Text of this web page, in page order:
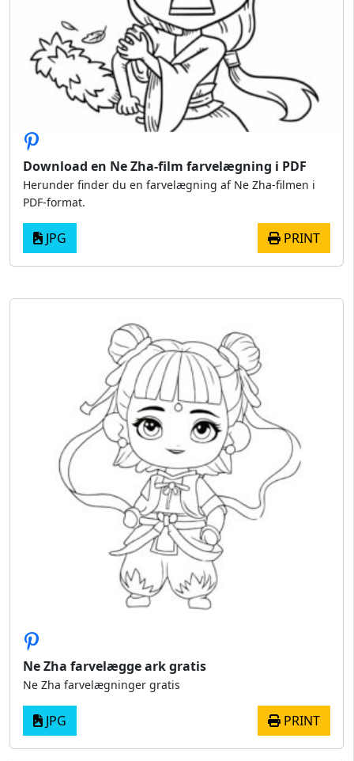
Download en Ne Zha-film farvelægning i PDF
Herunder finder du en farvelægning af Ne Zha-filmen i
PDF-format.
JPG PRINT
Ne Zha farvelægge ark gratis
Ne Zha farvelægninger gratis
JPG PRINT